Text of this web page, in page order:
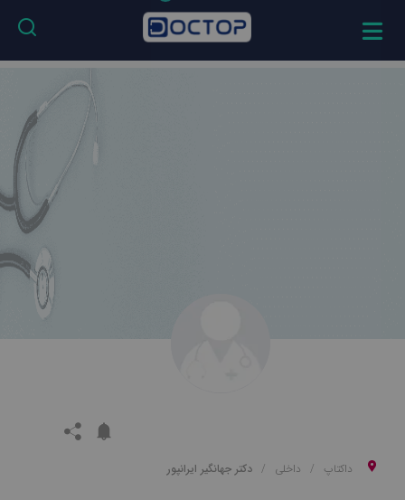
داکتاپ داخلی دکتر جهانگیر ایرانپور